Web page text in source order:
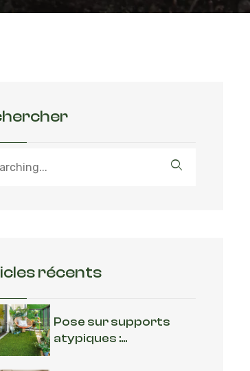
récents
Pose sur supports
atypiques :...